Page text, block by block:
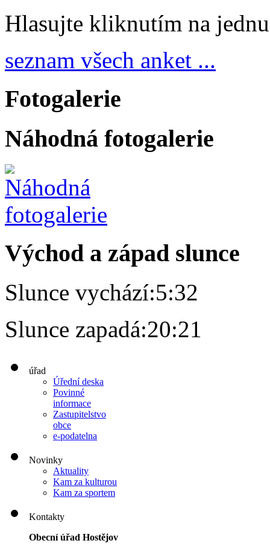
Hlasujte kliknutím na
seznam všech anket ...
Fotogalerie
Náhodná fotogalerie
Východ a západ slunce
Slunce vychází:5:32
Slunce zapadá:20:21
úřad
Úřední deska
Povinné
informace
Zastupitelstvo
obce
e-podatelna
Novinky
Aktuality
Kam za kulturou
Kam za sportem
Kontakty
Obecní úřad Hostějov